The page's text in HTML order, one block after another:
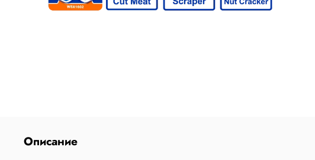
Описание